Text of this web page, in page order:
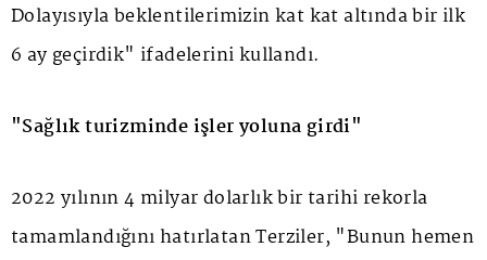
Dolayısıyla beklentilerimizin kat kat altında bir ilk
6 ay geçirdik" ifadelerini kullandı.
"Sağlık turizminde işler yoluna girdi"
2022 yılının 4 milyar dolarlık bir tarihi rekorla
tamamlandığını hatırlatan Terziler, "Bunun hemen